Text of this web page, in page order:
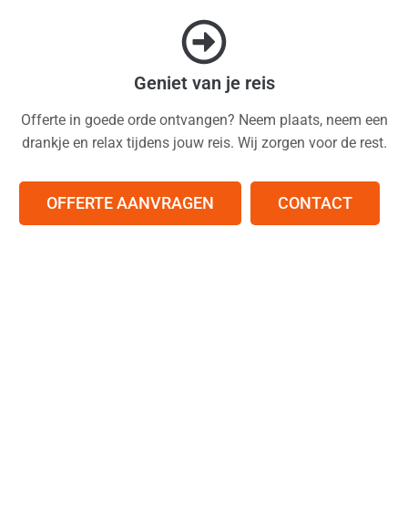
Geniet van je reis
Offerte in goede orde ontvangen? Neem plaats, neem een
drankje en relax tijdens jouw reis. Wij zorgen voor de rest.
OFFERTE AANVRAGEN CONTACT